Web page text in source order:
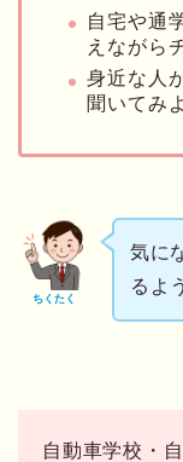
自宅や通
えながら
身近な人
聞いてみ
ちくたく
気に
るよ
自動車学校・